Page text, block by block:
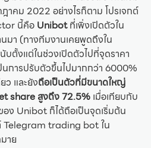
าคม 2022 อย่างไรก็ตาม โปรเจกต์
นี้คือ Unibotที่เพิ่งเปิดตัวใน
า (ทางทีมงานเคยพูดถึงใน
บตั้งแต่ในช่วงเปิดตัวไปที่จุดราคา
การปรับตัวขึ้นไปมากกว่า 6000%
ว และยังถือเป็นตัวที่มีขนาดใหญ่
share สูงถึง 72.5% เมื่อเทียบกับ
ง Unibot ก็ได้ถือเป็นจุดเริ่มต้น
Telegram trading bot ใน
าย